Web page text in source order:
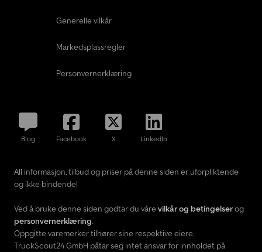
Generelle vilkår
Markedsplassregler
Personvernerklæring
Blog Facebook X LinkedIn
All informasjon, tilbud og priser på denne siden er uforpliktende
og ikke bindende!
Ved å bruke denne siden godtar du våre vilkår og betingelserog
personvernerklæring.
Oppgitte varemerker tilhører sine respektive eiere.
TruckScout24 GmbH påtar seg intet ansvar for innholdet på